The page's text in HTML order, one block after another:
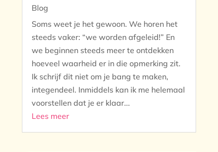
Blog
Soms weet je het gewoon. We horen het
steeds vaker: “we worden afgeleid!” En
we beginnen steeds meer te ontdekken
hoeveel waarheid er in die opmerking zit.
Ik schrijf dit niet om je bang te maken,
integendeel. Inmiddels kan ik me helemaal
voorstellen dat je er klaar...
Lees meer